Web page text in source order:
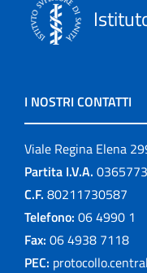
I NOSTRI CONTATTI
Viale Regina Elena
Partita I.V.A.
C.F. 80211730587
Telefono: 06 4990 1
Fax: 06 4938 7118
PEC: